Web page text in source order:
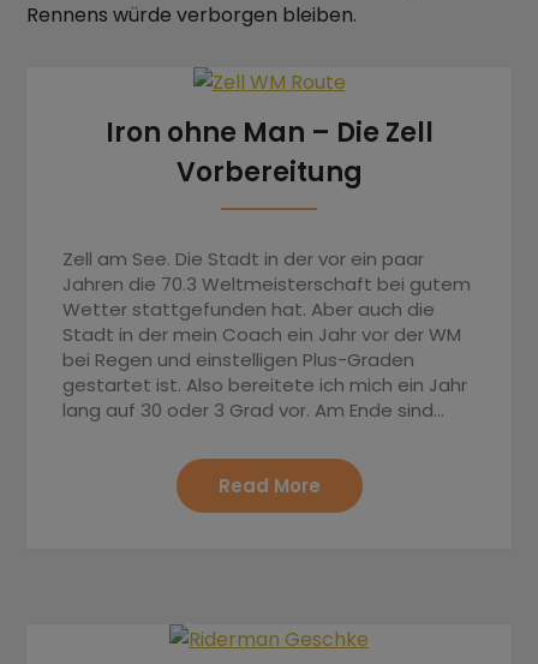
Rennens würde verborgen bleiben.
Iron ohne Man – Die Zell
Vorbereitung
Zell am See. Die Stadt in der vor ein paar
Jahren die 70.3 Weltmeisterschaft bei gutem
Wetter stattgefunden hat. Aber auch die
Stadt in der mein Coach ein Jahr vor der WM
bei Regen und einstelligen Plus-Graden
gestartet ist. Also bereitete ich mich ein Jahr
lang auf 30 oder 3 Grad vor. Am Ende sind…
Read More